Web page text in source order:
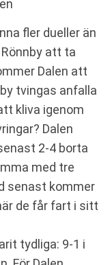
fler dueller än
att ta
Dalen att
tvingas anfalla
kliva igenom
Dalen
2-4 borta
med tre
senast kommer
de får fart i sitt
tydliga: 9-1 i